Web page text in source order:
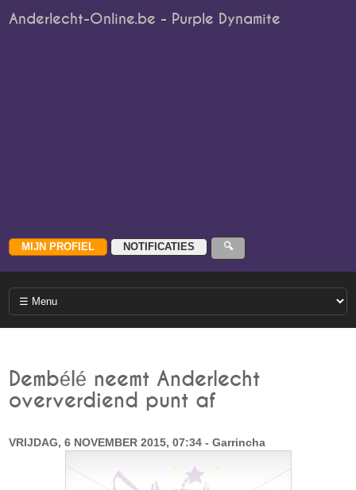
Anderlecht-Online.be - Purple Dynamite
Dembélé neemt Anderlecht
oververdiend punt af
VRIJDAG, 6 NOVEMBER 2015, 07:34 - Garrincha